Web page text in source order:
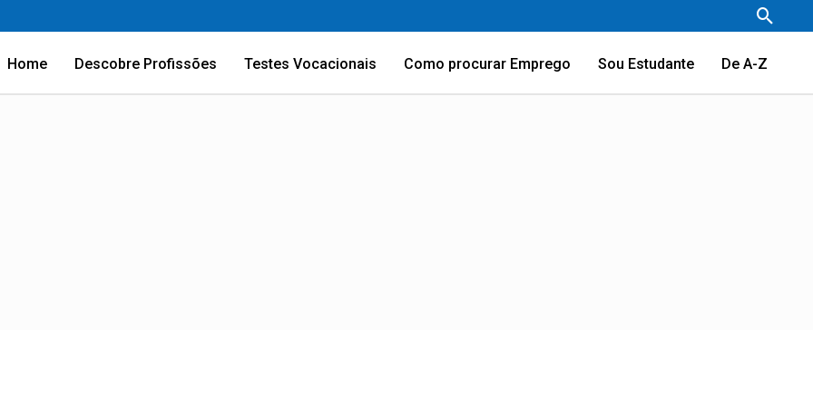
Home Descobre Profissões Testes Vocacionais Como procurar Emprego Sou Estudante De A-Z